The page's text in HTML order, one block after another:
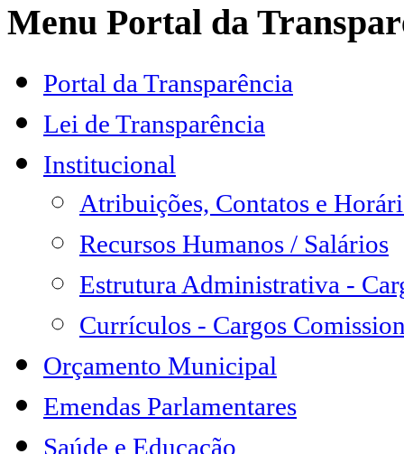
Menu Portal da
Portal da Transparência
Lei de Transparência
Institucional
Atribuições, Contatos e
Recursos Humanos / Salários
Estrutura Administrativa -
Currículos - Cargos
Orçamento Municipal
Emendas Parlamentares
Saúde e Educação